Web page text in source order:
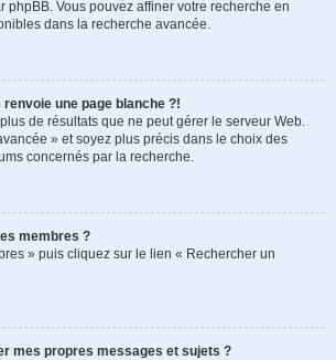
phpBB. Vous pouvez affiner votre recherche en
dans la recherche avancée.
une page blanche ?!
de résultats que ne peut gérer le serveur Web.
» et soyez plus précis dans le choix des
concernés par la recherche.
membres ?
» puis cliquez sur le lien « Rechercher un
mes propres messages et sujets ?